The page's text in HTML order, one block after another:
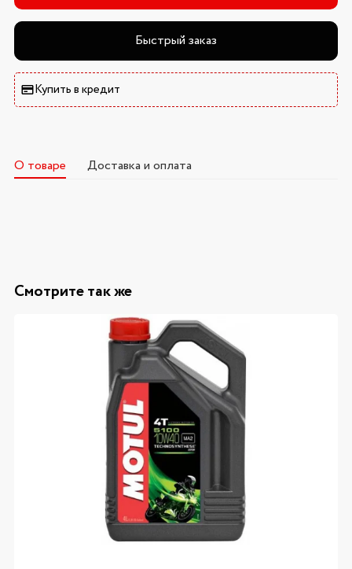
Быстрый заказ
Купить в кредит
О товаре Доставка и оплата
Смотрите так же